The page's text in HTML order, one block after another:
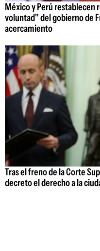
México y Perú restablecen
voluntad" del gobierno de
acercamiento
Tras el freno de la Corte
decreto el derecho a la